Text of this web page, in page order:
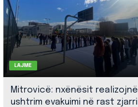
LAJME
Mitrovicë: nxënësit realizojnë
ushtrim evakuimi në rast zjarri